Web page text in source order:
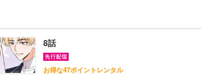
8話
お得な47ポイントレンタル